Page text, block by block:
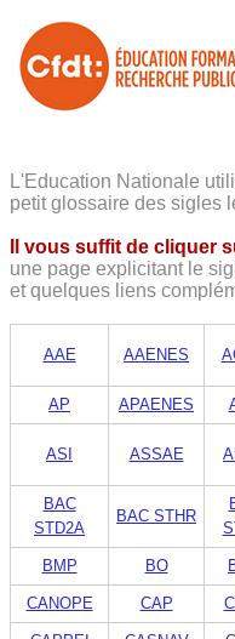
L'Education Nationale
petit glossaire des sigles
Il vous suffit de cliquer
une page explicitant le
et quelques liens
AAE AAENES
AP APAENES
ASI ASSAE
BAC
STD2A
BAC STHR
BMP BO
CANOPE CAP